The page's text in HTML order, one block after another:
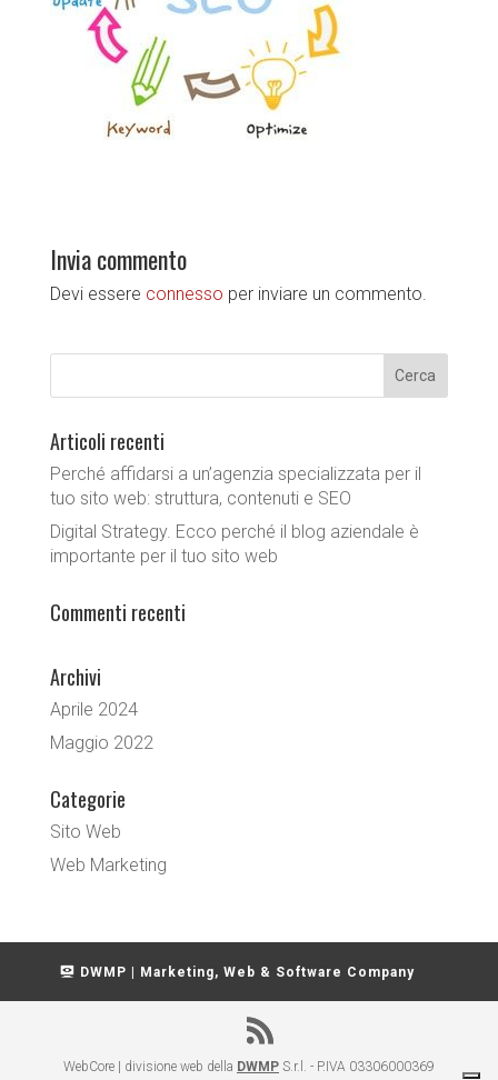
Invia commento
Devi essere connesso per inviare un commento.
Articoli recenti
Perché affidarsi a un’agenzia specializzata per il
tuo sito web: struttura, contenuti e SEO
Digital Strategy. Ecco perché il blog aziendale è
importante per il tuo sito web
Commenti recenti
Archivi
Aprile 2024
Maggio 2022
Categorie
Sito Web
Web Marketing
DWMP | Marketing, Web & Software Company
WebCore | divisione web della DWMPS.r.l. - P.IVA 03306000369